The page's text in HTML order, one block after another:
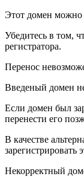
Этот домен можно
Убедитесь в том,
регистратора.
Перенос
Введеный домен
Если домен был
перенести его
В качестве
зарегистрировать
Некорректный